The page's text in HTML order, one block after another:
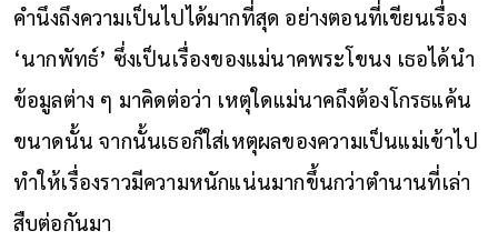
คำนึงถึงความเป็นไปได้มากที่สุด อย่างตอนที่เขียนเรื่อง
‘นากพัทธ์’ ซึ่งเป็นเรื่องของแม่นาคพระโขนง เธอได้นำ
ข้อมูลต่าง ๆ มาคิดต่อว่า เหตุใดแม่นาคถึงต้องโกรธแค้น
ขนาดนั้น จากนั้นเธอก็ใส่เหตุผลของความเป็นแม่เข้าไป
ทำให้เรื่องราวมีความหนักแน่นมากขึ้นกว่าตำนานที่เล่า
สืบต่อกันมา